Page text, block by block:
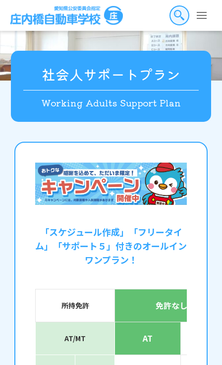
the
社会人サポートプラン
Working Adults Support Plan
「スケジュール作成」「フリータイ
ム」「サポート５」付きのオールイン
ワンプラン！
所持免許 免許なし/原付
AT/MT AT